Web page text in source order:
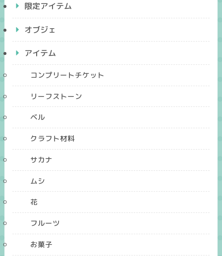
限定アイテム
オブジェ
アイテム
コンプリートチケット
リーフストーン
ベル
クラフト材料
サカナ
ムシ
花
フルーツ
お菓子